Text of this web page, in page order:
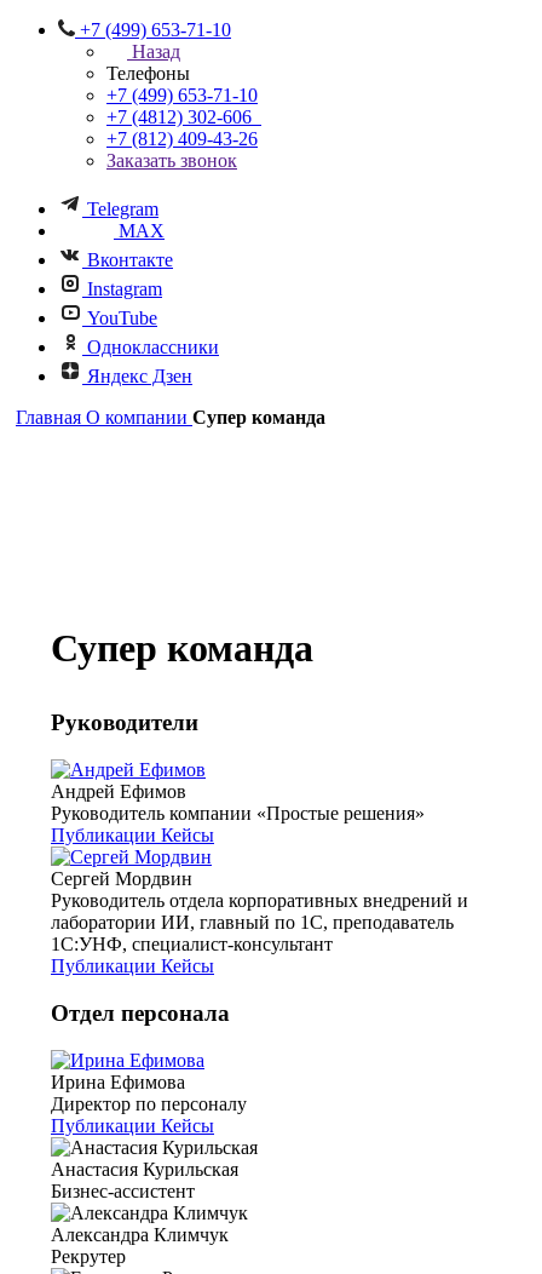
+7 (499) 653-71-10
Назад
Телефоны
+7 (499) 653-71-10
+7 (4812) 302-606
+7 (812) 409-43-26
Заказать звонок
Telegram
MAX
Вконтакте
Instagram
YouTube
Одноклассники
Яндекс Дзен
Главная О компании Супер команда
Супер команда
Руководители
Андрей Ефимов
Руководитель компании «Простые решения»
Публикации Кейсы
Сергей Мордвин
Руководитель отдела корпоративных внедрений и
лаборатории ИИ, главный по 1С, преподаватель
1С:УНФ, специалист-консультант
Публикации Кейсы
Отдел персонала
Ирина Ефимова
Директор по персоналу
Публикации Кейсы
Анастасия Курильская
Бизнес-ассистент
Александра Климчук
Рекрутер